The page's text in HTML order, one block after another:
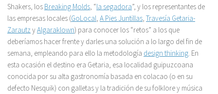
Shakers, los Breaking Molds, “la segadora”, y los representantes de
las empresas locales (GoLocal, A Pies Juntillas, Travesía Getaria-
Zarautz yAlgaraklown) para conocer los “retos” a los que
deberíamos hacer frente y darles una solución a lo largo del fin de
semana, empleando para ello la metodología design thinking. En
esta ocasión el destino era Getaria, esa localidad guipuzcoana
conocida por su alta gastronomía basada en colacao (o en su
defecto Nesquik) con galletas y la tradición de su folklore y música